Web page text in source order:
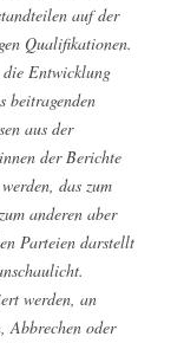
auf der
Qualifikationen.
Entwicklung
beitragenden
aus der
innen der Berichte
das zum
anderen aber
Parteien darstellt
werden, an
Abbrechen oder